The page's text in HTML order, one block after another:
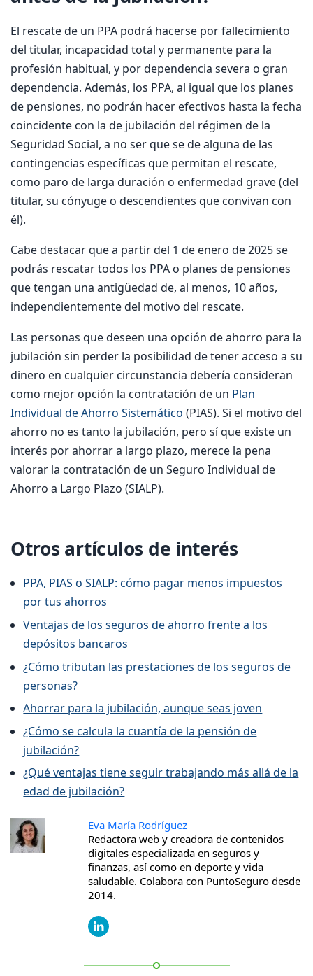
El rescate de un PPA podrá hacerse por fallecimiento
del titular, incapacidad total y permanente para la
profesión habitual, y por dependencia severa o gran
dependencia. Además, los PPA, al igual que los planes
de pensiones, no podrán hacer efectivos hasta la fecha
coincidente con la de jubilación del régimen de la
Seguridad Social, a no ser que se de alguna de las
contingencias específicas que permitan el rescate,
como paro de larga duración o enfermedad grave (del
titular, su cónyuge o descendientes que convivan con
él).
Cabe destacar que a partir del 1 de enero de 2025 se
podrás rescatar todos los PPA o planes de pensiones
que tengan una antigüedad de, al menos, 10 años,
independientemente del motivo del rescate.
Las personas que deseen una opción de ahorro para la
jubilación sin perder la posibilidad de tener acceso a su
dinero en cualquier circunstancia debería consideran
como mejor opción la contratación de un Plan
Individual de Ahorro Sistemático (PIAS). Si el motivo del
ahorro no es tanto la jubilación, pero sí que existe un
interés por ahorrar a largo plazo, merece la pena
valorar la contratación de un Seguro Individual de
Ahorro a Largo Plazo (SIALP).
Otros artículos de interés
PPA, PIAS o SIALP: cómo pagar menos impuestos
por tus ahorros
Ventajas de los seguros de ahorro frente a los
depósitos bancaros
¿Cómo tributan las prestaciones de los seguros de
personas?
Ahorrar para la jubilación, aunque seas joven
¿Cómo se calcula la cuantía de la pensión de
jubilación?
¿Qué ventajas tiene seguir trabajando más allá de la
edad de jubilación?
Eva María Rodríguez
Redactora web y creadora de contenidos
digitales especializada en seguros y
finanzas, así como en deporte y vida
saludable. Colabora con PuntoSeguro desde
2014.